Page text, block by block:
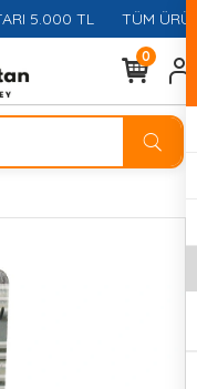
5.000 TL TÜM
0